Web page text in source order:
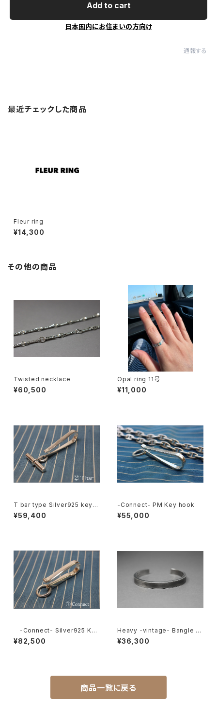
Add to cart
日本国内にお住まいの方向け
通報する
最近チェックした商品
Fleur ring
¥14,300
その他の商品
Twisted necklace
¥60,500
Opal ring 11号
¥11,000
T bar type Silver925 key h
ook mini ②
¥59,400
-Connect- PM Key hook
¥55,000
-Connect- Silver925 Key
Hook ①
¥82,500
Heavy -vintage- Bangle [8
mm]
¥36,300
商品一覧に戻る